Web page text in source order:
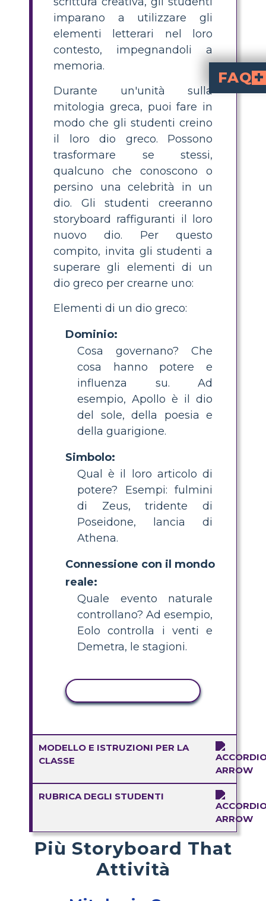
imparano a utilizzare gli
elementi letterari nel loro
contesto, impegnandoli a
memoria.
Durante un'unità sulla
mitologia greca, puoi fare in
modo che gli studenti creino
il loro dio greco. Possono
trasformare se stessi,
qualcuno che conoscono o
persino una celebrità in un
dio. Gli studenti creeranno
storyboard raffiguranti il loro
nuovo dio. Per questo
compito, invita gli studenti a
superare gli elementi di un
dio greco per crearne uno:
Elementi di un dio greco:
Dominio:
Cosa governano? Che
cosa hanno potere e
influenza su. Ad
esempio, Apollo è il dio
del sole, della poesia e
della guarigione.
Simbolo:
Qual è il loro articolo di
potere? Esempi: fulmini
di Zeus, tridente di
Poseidone, lancia di
Athena.
Connessione con il mondo
reale:
Quale evento naturale
controllano? Ad esempio,
Eolo controlla i venti e
Demetra, le stagioni.
MODELLO E ISTRUZIONI PER LA
CLASSE
RUBRICA DEGLI STUDENTI
Più Storyboard That
Attività
FAQ